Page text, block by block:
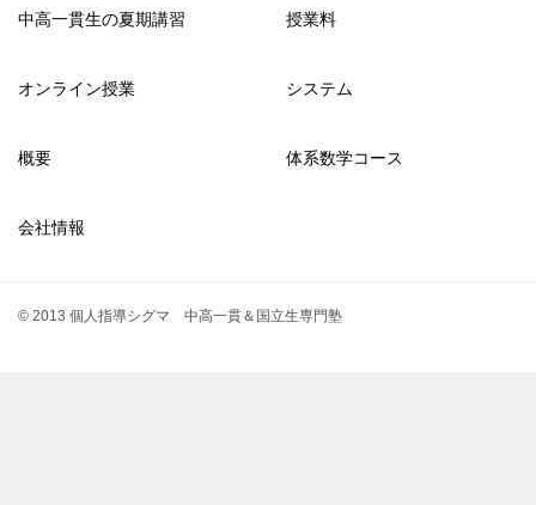
中高一貫生の夏期講習 授業料
オンライン授業 システム
概要 体系数学コース
会社情報
© 2013 個人指導シグマ 中高一貫＆国立生専門塾